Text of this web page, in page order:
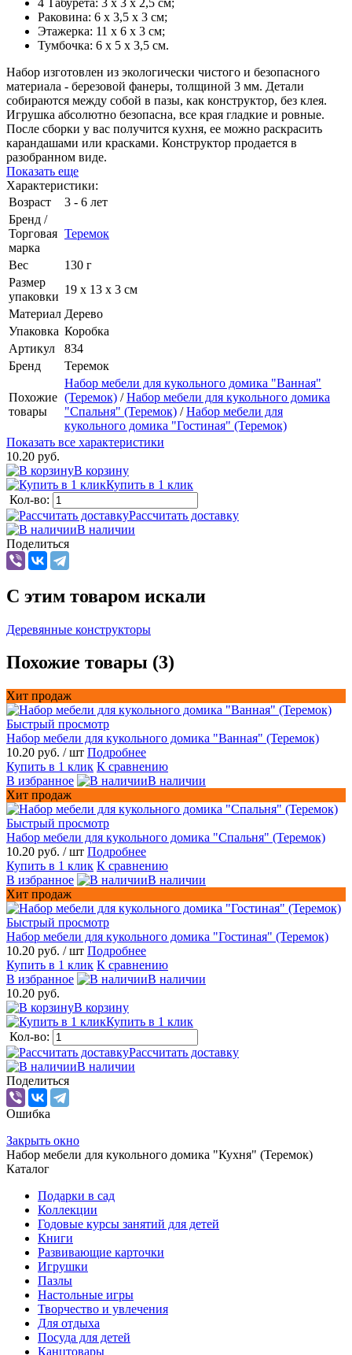
Раковина: 6 х 3,5 х 3 см;
Этажерка: 11 х 6 х 3 см;
Тумбочка: 6 х 5 х 3,5 см.
Набор изготовлен из экологически чистого и безопасного
материала - березовой фанеры, толщиной 3 мм. Детали
собираются между собой в пазы, как конструктор, без клея.
Игрушка абсолютно безопасна, все края гладкие и ровные.
После сборки у вас получится кухня, ее можно раскрасить
карандашами или красками. Конструктор продается в
разобранном виде.
Показать еще
Характеристики:
Возраст
3 - 6 лет
Бренд /
Торговая
марка
Теремок
Вес
130 г
Размер
упаковки
19 х 13 х 3 см
Материал Дерево
Упаковка Коробка
Артикул
834
Бренд
Теремок
Похожие
товары
Набор мебели для кукольного домика "Ванная"
(Теремок) /Набор мебели для кукольного домика
"Спальня" (Теремок) /Набор мебели для
кукольного домика "Гостиная" (Теремок)
Показать все характеристики
10.20 руб.
В корзину
Купить в 1 клик
Кол-во:
Рассчитать доставку
В наличии
Поделиться
C этим товаром искали
Деревянные конструкторы
Похожие товары (3)
Хит продаж
Быстрый просмотр
Набор мебели для кукольного домика "Ванная" (Теремок)
10.20 руб. / шт Подробнее
Купить в 1 клик К сравнению
В избранное
В наличии
Хит продаж
Быстрый просмотр
Набор мебели для кукольного домика "Спальня" (Теремок)
10.20 руб. / шт Подробнее
Купить в 1 клик К сравнению
В избранное
В наличии
Хит продаж
Быстрый просмотр
Набор мебели для кукольного домика "Гостиная" (Теремок)
10.20 руб. / шт Подробнее
Купить в 1 клик К сравнению
В избранное
В наличии
10.20 руб.
В корзину
Купить в 1 клик
Кол-во:
Рассчитать доставку
В наличии
Поделиться
Ошибка
Закрыть окно
Набор мебели для кукольного домика "Кухня" (Теремок)
Каталог
Подарки в сад
Коллекции
Годовые курсы занятий для детей
Книги
Развивающие карточки
Игрушки
Пазлы
Настольные игры
Творчество и увлечения
Для отдыха
Посуда для детей
Канцтовары